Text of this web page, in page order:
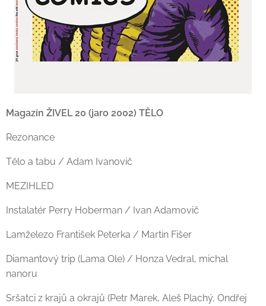
Magazín ŽIVEL 20 (jaro 2002) TĚLO
Rezonance
Tělo a tabu / Adam Ivanovič
MEZIHLED
Instalatér Perry Hoberman / Ivan Adamovič
Lamželezo František Peterka / Martin Fišer
Diamantový trip (Lama Ole) / Honza Vedral, michal
nanoru
Sršatci z krajů a okrajů (Petr Marek, Aleš Plachý, Ondřej